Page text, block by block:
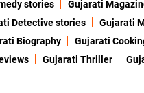
stories
Gujarati
Detective stories
Gujarati
Biography
Gujarati
Gujarati Thriller